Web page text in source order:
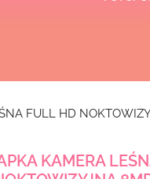
FULL HD
KAMERA